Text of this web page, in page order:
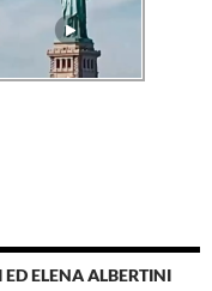
ELENA ALBERTINI